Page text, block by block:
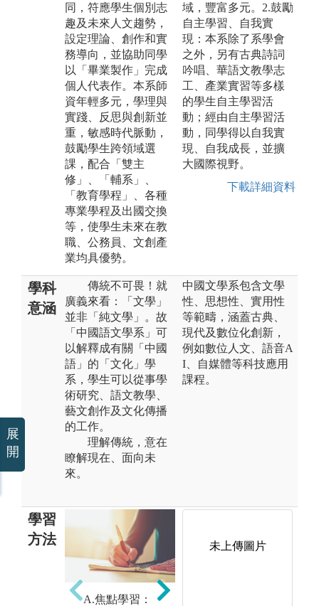
同，符應學生個別志
趣及未來人文趨勢，
設定理論、創作和實
務導向，並協助同學
以「畢業製作」完成
個人代表作。本系師
資年輕多元，學理與
實踐、反思與創新並
重，敏感時代脈動，
鼓勵學生跨領域選
課，配合「雙主
修」、「輔系」、
「教育學程」、各種
專業學程及出國交換
等，使學生未來在教
職、公務員、文創產
業均具優勢。
域，豐富多元。2.鼓勵
自主學習、自我實
現：本系除了系學會
之外，另有古典詩詞
吟唱、華語文教學志
工、產業實習等多樣
的學生自主學習活
動；經由自主學習活
動，同學得以自我實
現、自我成長，並擴
大國際視野。
下載詳細資料
學科
意涵
傳統不可畏！就
廣義來看：「文學」
並非「純文學」。故
「中國語文學系」可
以解釋成有關「中國
語」的「文化」學
系，學生可以從事學
術研究、語文教學、
藝文創作及文化傳播
的工作。
理解傳統，意在
瞭解現在、面向未
來。
中國文學系包含文學
性、思想性、實用性
等範疇，涵蓋古典、
現代及數位化創新，
例如數位人文、語音A
I、自媒體等科技應用
課程。
學習
方法
A.焦點學習：
未上傳圖片
展
開